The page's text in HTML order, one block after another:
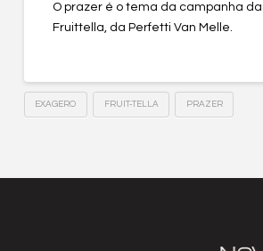
O prazer é o tema da campanha
Fruittella, da Perfetti Van Melle.
EXAGERO FRUIT-TELLA PRAZER